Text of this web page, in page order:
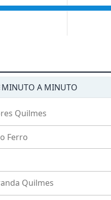
MINUTO A MINUTO
Quilmes
Ferro
Quilmes